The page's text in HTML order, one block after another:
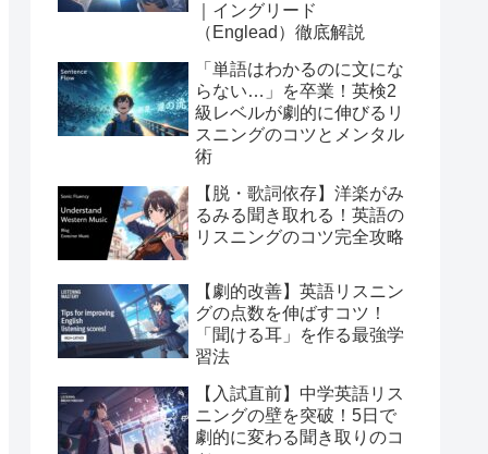
｜イングリード
（Englead）徹底解説
「単語はわかるのに文にな
らない…」を卒業！英検2
級レベルが劇的に伸びるリ
スニングのコツとメンタル
術
【脱・歌詞依存】洋楽がみ
るみる聞き取れる！英語の
リスニングのコツ完全攻略
【劇的改善】英語リスニン
グの点数を伸ばすコツ！
「聞ける耳」を作る最強学
習法
【入試直前】中学英語リス
ニングの壁を突破！5日で
劇的に変わる聞き取りのコ